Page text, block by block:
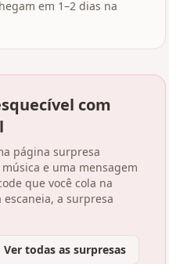
em 1–2 dias na
com
página surpresa
e uma mensagem
que você cola na
a surpresa
Ver todas as surpresas